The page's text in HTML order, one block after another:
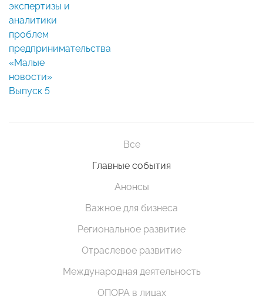
экспертизы и
аналитики
проблем
предпринимательства
«Малые
новости»
Выпуск 5
Все
Главные события
Анонсы
Важное для бизнеса
Региональное развитие
Отраслевое развитие
Международная деятельность
ОПОРА в лицах